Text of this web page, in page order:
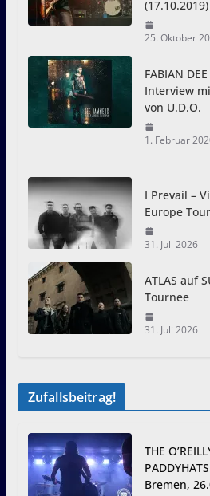
(17.10.2019)
25. Oktober
FABIAN
Interview
von U.D.O.
1. Februar
I Prevail –
Europe Tour
31. Juli 2026
ATLAS auf
Tournee
31. Juli 2026
Zufallsbeitrag!
THE
Bremen,